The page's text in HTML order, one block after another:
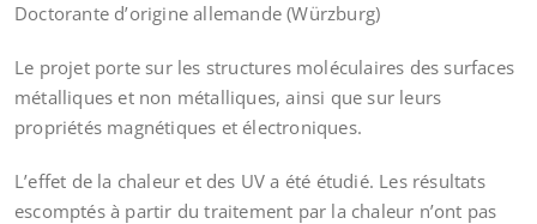
Doctorante d’origine allemande (Würzburg)
Le projet porte sur les structures moléculaires des surfaces
métalliques et non métalliques, ainsi que sur leurs
propriétés magnétiques et électroniques.
L’effet de la chaleur et des UV a été étudié. Les résultats
escomptés à partir du traitement par la chaleur n’ont pas